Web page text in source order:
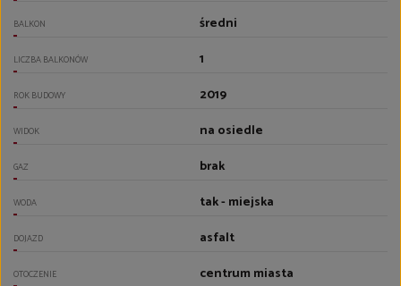
BALKON średni
LICZBA BALKONÓW 1
ROK BUDOWY 2019
WIDOK na osiedle
GAZ brak
WODA tak - miejska
DOJAZD asfalt
OTOCZENIE centrum miasta